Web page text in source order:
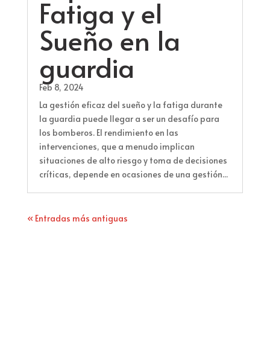
Fatiga y el
Sueño en la
guardia
Feb 8, 2024
La gestión eficaz del sueño y la fatiga durante
la guardia puede llegar a ser un desafío para
los bomberos. El rendimiento en las
intervenciones, que a menudo implican
situaciones de alto riesgo y toma de decisiones
críticas, depende en ocasiones de una gestión...
« Entradas más antiguas